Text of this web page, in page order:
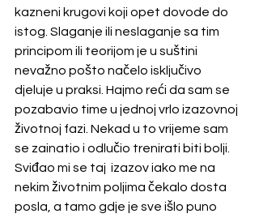
kazneni krugovi koji opet dovode do
istog. Slaganje ili neslaganje sa tim
principom ili teorijom je u suštini
nevažno pošto načelo isključivo
djeluje u praksi. Hajmo reći da sam se
pozabavio time u jednoj vrlo izazovnoj
životnoj fazi. Nekad u to vrijeme sam
se zainatio i odlučio trenirati biti bolji.
Sviđao mi se taj  izazov iako me na
nekim životnim poljima čekalo dosta
posla, a tamo gdje je sve išlo puno